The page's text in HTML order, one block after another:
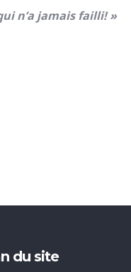
n’a jamais failli! »
du site